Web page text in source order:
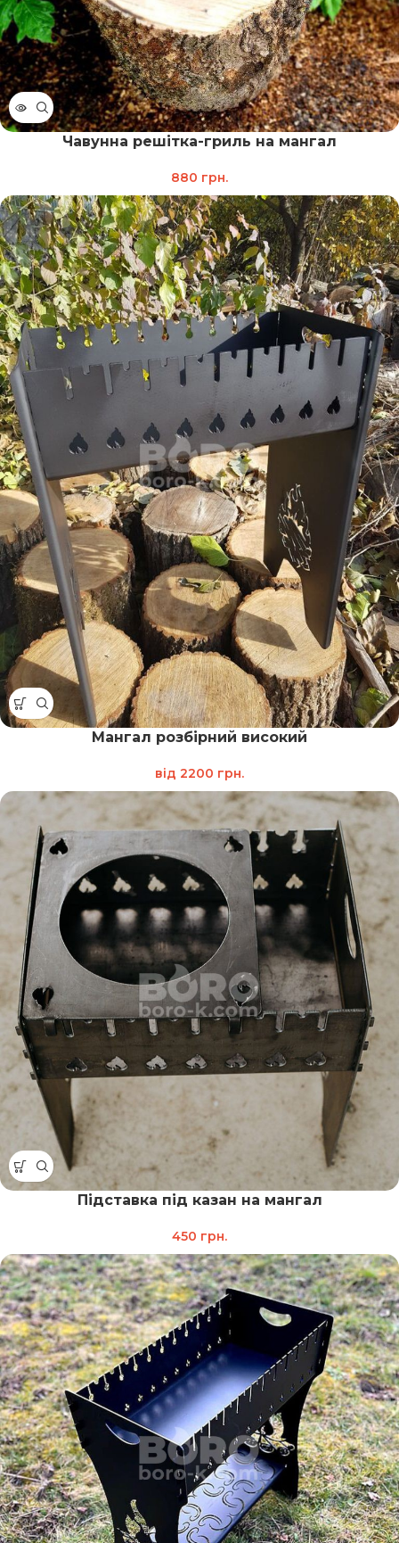
Чавунна решітка-гриль на мангал
880 грн.
Мангал розбірний високий
від 2200 грн.
Підставка під казан на мангал
450 грн.